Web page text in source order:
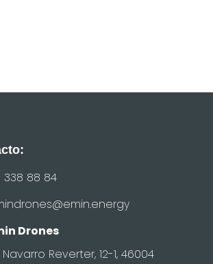
338 88 84
Drones
Reverter, 12-1, 46004